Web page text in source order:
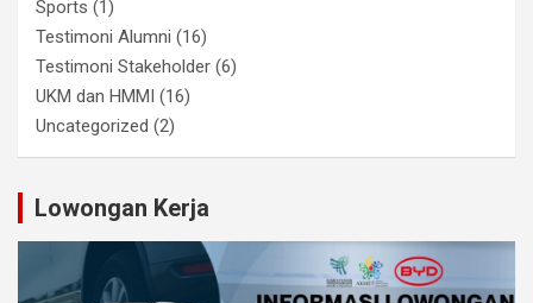
Sports (1)
Testimoni Alumni (16)
Testimoni Stakeholder (6)
UKM dan HMMI (16)
Uncategorized (2)
Lowongan Kerja